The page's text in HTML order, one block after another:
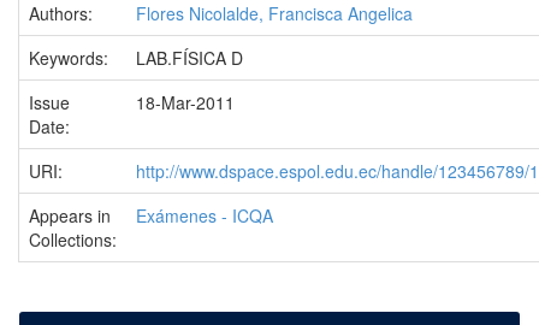
Authors:
Flores Nicolalde, Francisca Angelica
Keywords:
LAB.FÍSICA D
Issue
Date:
18-Mar-2011
URI:
http://www.dspace.espol.edu.ec/handle/123456789/
Appears in
Collections:
Exámenes - ICQA